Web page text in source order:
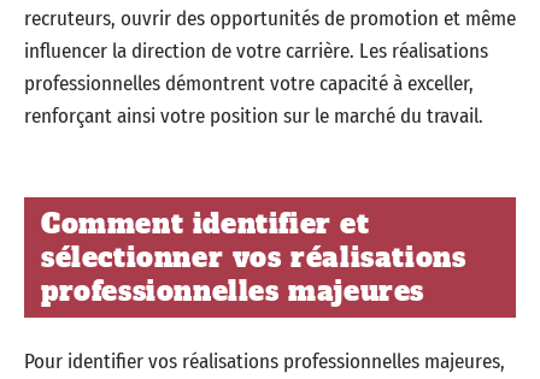
recruteurs, ouvrir des opportunités de promotion et même
influencer la direction de votre carrière. Les réalisations
professionnelles démontrent votre capacité à exceller,
renforçant ainsi votre position sur le marché du travail.
Comment identifier et
sélectionner vos réalisations
professionnelles majeures
Pour identifier vos réalisations professionnelles majeures,